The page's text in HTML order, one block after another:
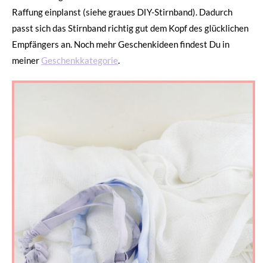
Raffung einplanst (siehe graues DIY-Stirnband). Dadurch
passt sich das Stirnband richtig gut dem Kopf des glücklichen
Empfängers an. Noch mehr Geschenkideen findest Du in
meinerGeschenkkategorie.